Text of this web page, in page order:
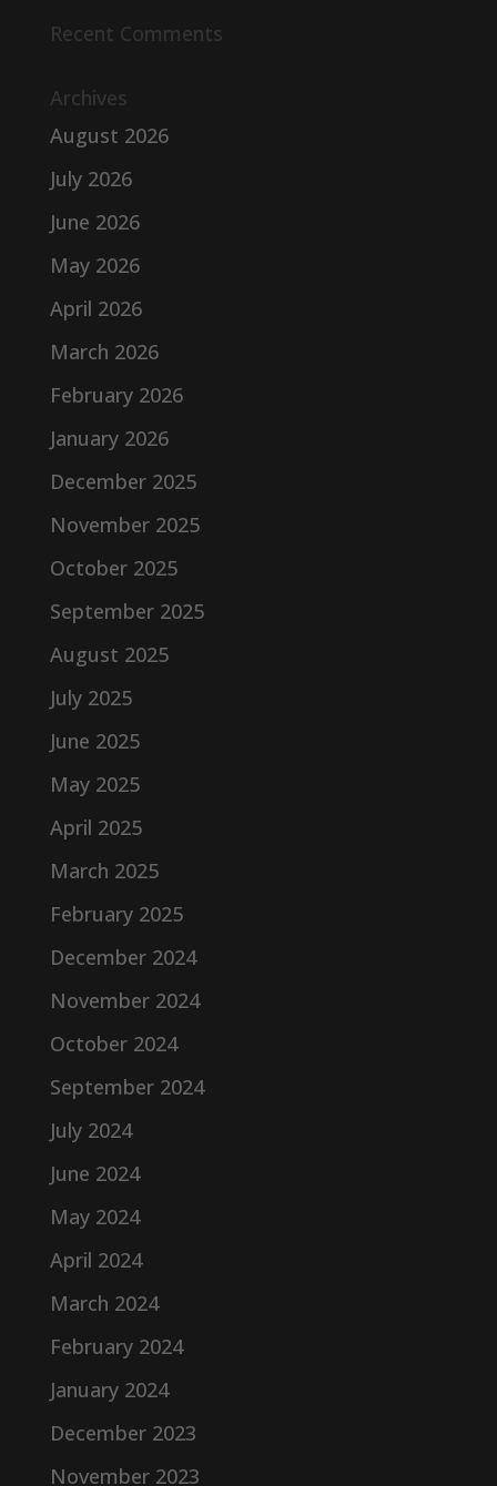
Recent Comments
Archives
August 2026
July 2026
June 2026
May 2026
April 2026
March 2026
February 2026
January 2026
December 2025
November 2025
October 2025
September 2025
August 2025
July 2025
June 2025
May 2025
April 2025
March 2025
February 2025
December 2024
November 2024
October 2024
September 2024
July 2024
June 2024
May 2024
April 2024
March 2024
February 2024
January 2024
December 2023
November 2023